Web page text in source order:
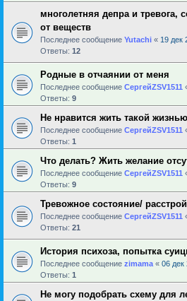
многолетняя депра и тревога,
от веществ
Последнее сообщение Yutachi « 19 дек
Ответы: 12
Родные в отчаянии от меня
Последнее сообщение СергейZSV1511
Ответы: 9
Не нравится жить такой жизнью
Последнее сообщение СергейZSV1511
Ответы: 1
Что делать? Жить желание
Последнее сообщение СергейZSV1511
Ответы: 9
Тревожное состояние/
Последнее сообщение СергейZSV1511
Ответы: 21
История психоза, попытка
Последнее сообщение zimama « 06 дек
Ответы: 1
Не могу подобрать схему для